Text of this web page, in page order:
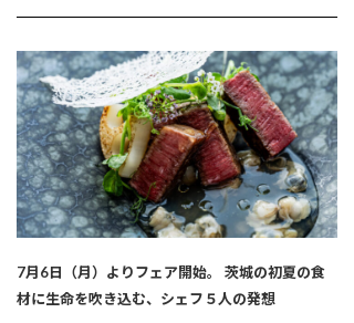
7月6日（月）よりフェア開始。 茨城の初夏の食
材に生命を吹き込む、シェフ５人の発想